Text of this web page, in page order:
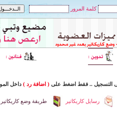
كلمة المرور
التسجيل .. فقط اضغط على ( اضافة رد ) داخل
طريقة وضع كاريكاتير رسايل كاريكاتير